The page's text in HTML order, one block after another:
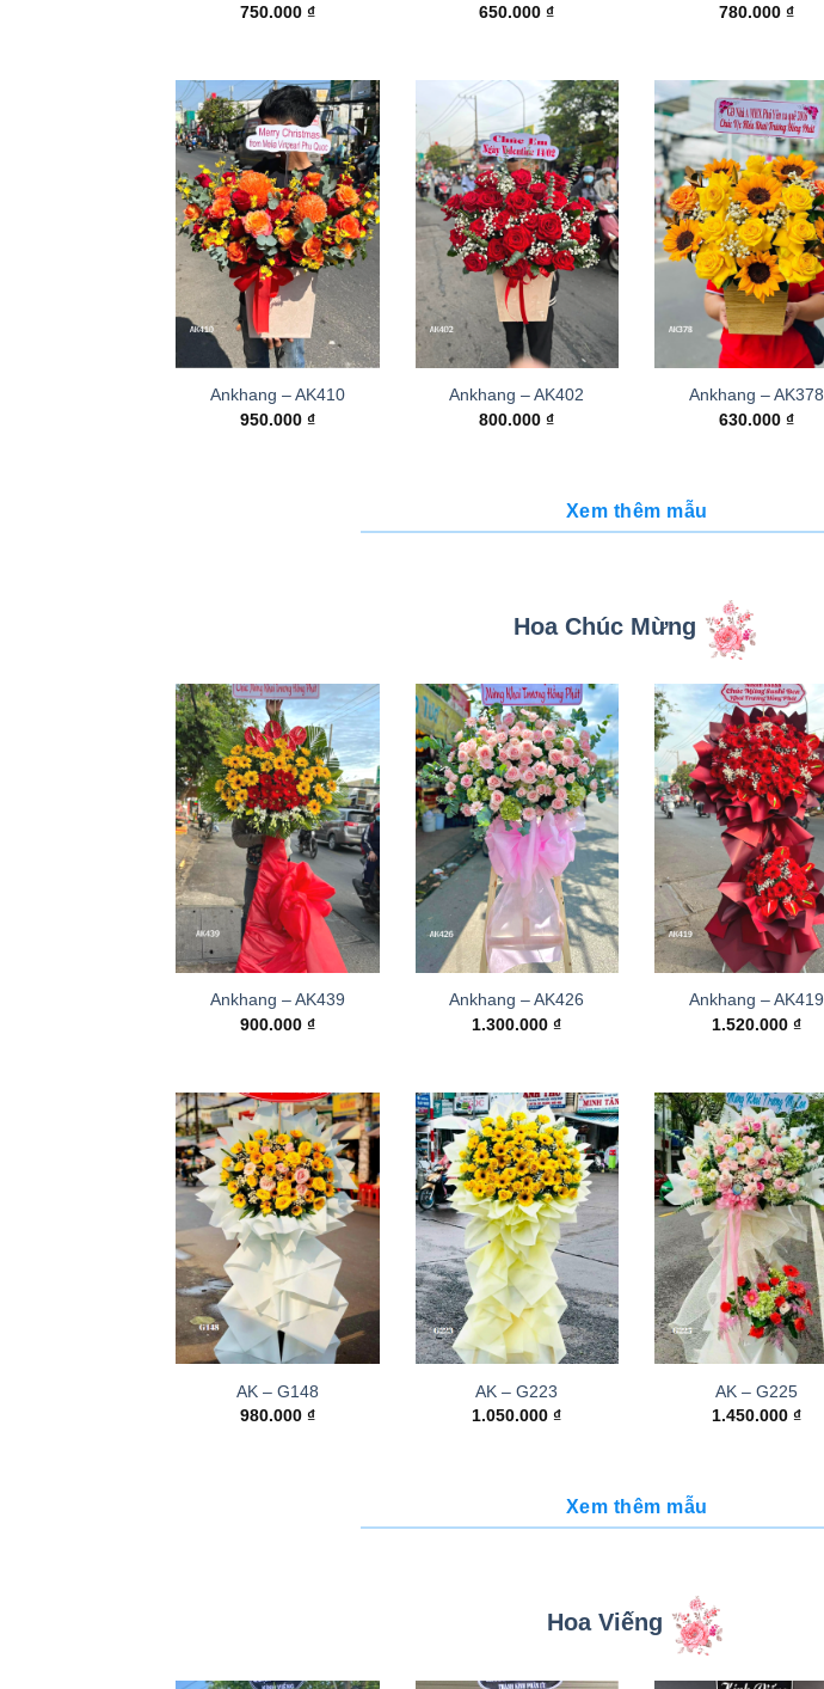
750.000 ₫
650.000₫
780.000₫
Ankhang – AK410
950.000 ₫
Ankhang – AK402
800.000₫
Ankhang – AK378
630.000₫
Xem thêm mẫu
Hoa Chúc Mừng
Ankhang – AK439
900.000 ₫
Ankhang – AK426
1.300.000₫
Ankhang – AK419
1.520.000₫
AK – G148
980.000 ₫
AK – G223
1.050.000₫
AK – G225
1.450.000₫
Xem thêm mẫu
Hoa Viếng